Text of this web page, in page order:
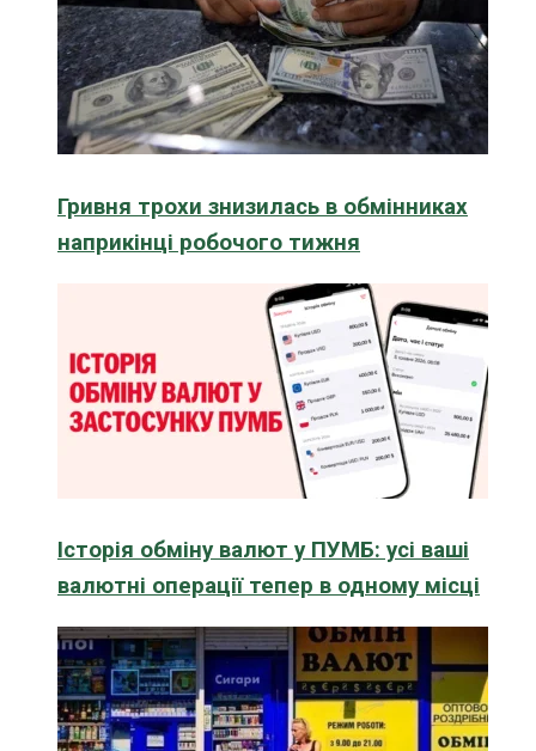
Гривня трохи знизилась в обмінниках
наприкінці робочого тижня
Історія обміну валют у ПУМБ: усі ваші
валютні операції тепер в одному місці